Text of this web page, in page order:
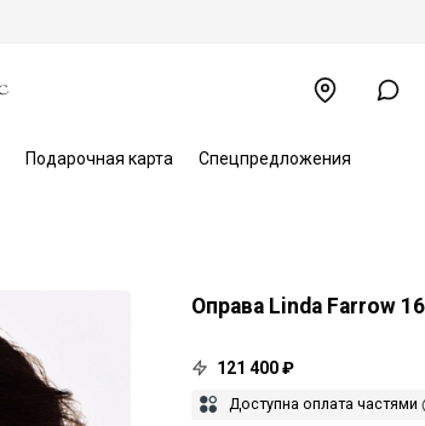
Подарочная карта Спецпредложения
Оправа Linda Farrow
121 400 ₽
Доступна оплата частями